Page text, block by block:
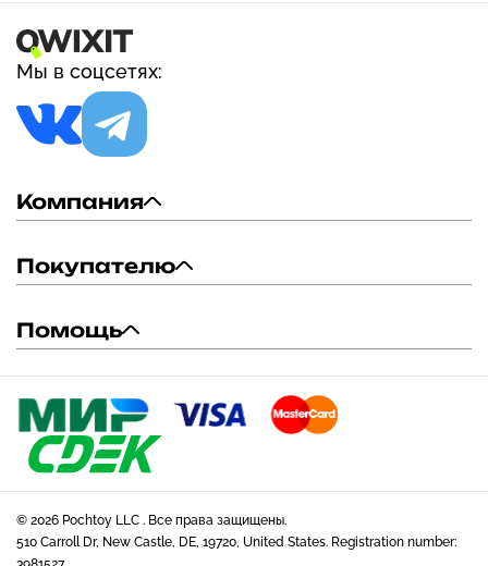
Мы в соцсетях:
Компания
Покупателю
Помощь
© 2026 Pochtoy LLC . Все права защищены.
510 Carroll Dr, New Castle, DE, 19720, United States. Registration number: